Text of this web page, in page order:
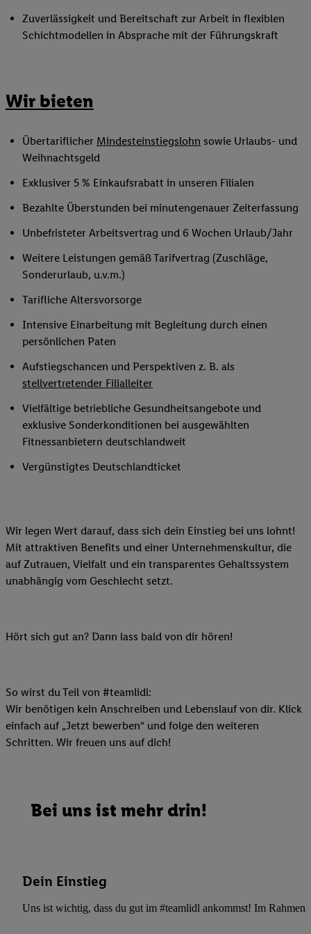
Zuverlässigkeit und Bereitschaft zur Arbeit in flexiblen
Schichtmodellen in Absprache mit der Führungskraft
Wir bieten
Übertariflicher Mindesteinstiegslohn sowie Urlaubs- und
Weihnachtsgeld
Exklusiver 5 % Einkaufsrabatt in unseren Filialen
Bezahlte Überstunden bei minutengenauer Zeiterfassung
Unbefristeter Arbeitsvertrag und 6 Wochen Urlaub/Jahr
Weitere Leistungen gemäß Tarifvertrag (Zuschläge,
Sonderurlaub, u.v.m.)
Tarifliche Altersvorsorge
Intensive Einarbeitung mit Begleitung durch einen
persönlichen Paten
Aufstiegschancen und Perspektiven z. B. als
stellvertretender Filialleiter
Vielfältige betriebliche Gesundheitsangebote und
exklusive Sonderkonditionen bei ausgewählten
Fitnessanbietern deutschlandweit
Vergünstigtes Deutschlandticket
Wir legen Wert darauf, dass sich dein Einstieg bei uns lohnt!
Mit attraktiven Benefits und einer Unternehmenskultur, die
auf Zutrauen, Vielfalt und ein transparentes Gehaltssystem
unabhängig vom Geschlecht setzt.
Hört sich gut an? Dann lass bald von dir hören!
So wirst du Teil von #teamlidl:
Wir benötigen kein Anschreiben und Lebenslauf von dir. Klick
einfach auf „Jetzt bewerben“ und folge den weiteren
Schritten. Wir freuen uns auf dich!
Bei uns ist mehr drin!
Dein Einstieg
Uns ist wichtig, dass du gut im #teamlidl ankommst! Im Rahmen